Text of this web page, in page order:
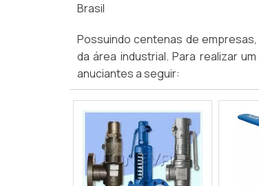
Brasil
Possuindo centenas de
da área industrial. Para realizar
anuciantes a seguir: